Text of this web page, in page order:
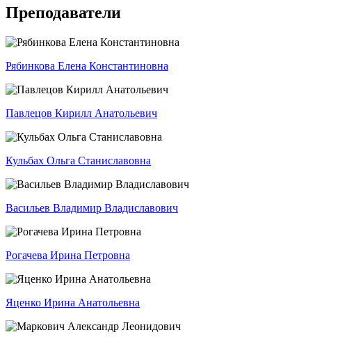
Преподаватели
Рябинкова Елена Константи­новна
Павлецов Кирилл Анатольевич
Кульбах Ольга Станиславовна
Васильев Владимир Владиславович
Рогачева Ирина Петровна
Яценко Ирина Анатольевна